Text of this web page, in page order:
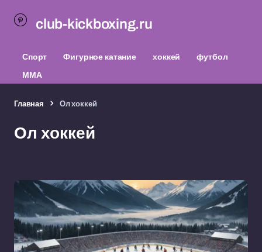
club-kickboxing.ru
Спорт Фигурное катание хоккей
футбол
ММА
Главная Ол хоккей
Ол хоккей